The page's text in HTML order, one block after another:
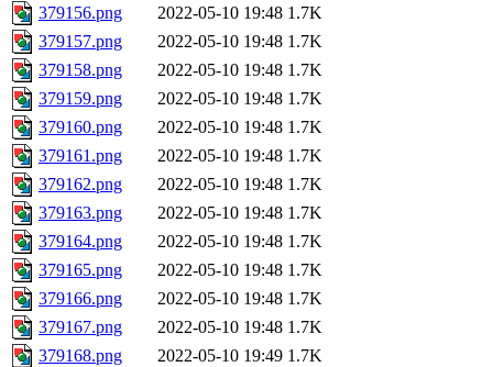
379156.png
2022-05-10 19:48 1.7K
379157.png
2022-05-10 19:48 1.7K
379158.png
2022-05-10 19:48 1.7K
379159.png
2022-05-10 19:48 1.7K
379160.png
2022-05-10 19:48 1.7K
379161.png
2022-05-10 19:48 1.7K
379162.png
2022-05-10 19:48 1.7K
379163.png
2022-05-10 19:48 1.7K
379164.png
2022-05-10 19:48 1.7K
379165.png
2022-05-10 19:48 1.7K
379166.png
2022-05-10 19:48 1.7K
379167.png
2022-05-10 19:48 1.7K
379168.png
2022-05-10 19:49 1.7K